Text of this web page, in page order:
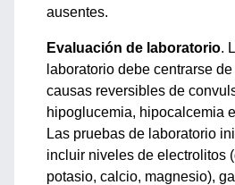
ausentes.
Evaluación de laboratorio.
laboratorio debe centrarse
causas reversibles de
hipoglucemia, hipocalcemia
Las pruebas de laboratorio
incluir niveles de electrolitos
potasio, calcio, magnesio),